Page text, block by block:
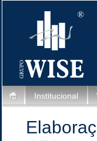
Institucional